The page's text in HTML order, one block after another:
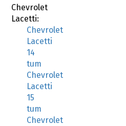
Chevrolet
Lacetti:
Chevrolet
Lacetti
14
tum
Chevrolet
Lacetti
15
tum
Chevrolet